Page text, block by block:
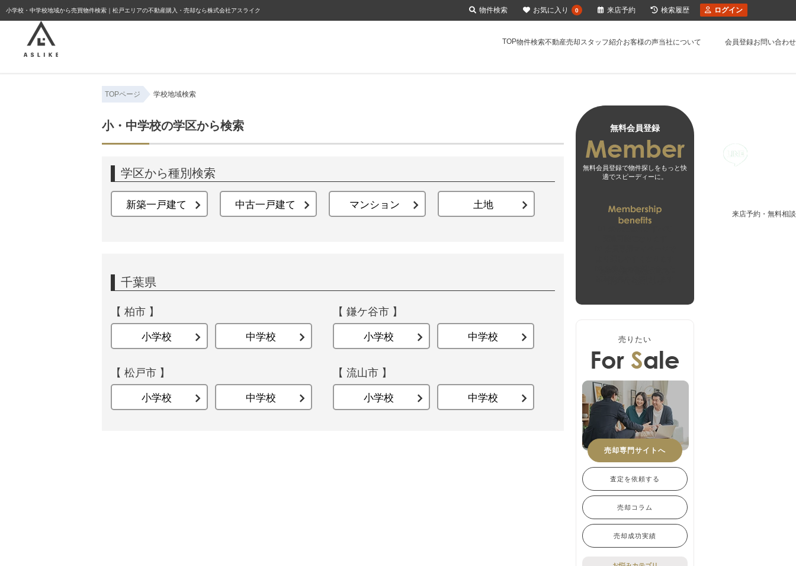
小学校・中学校地域から売買物件検索｜松戸エリアの不動産購入・売却なら株式会社アスライク
TOP物件検索不動産売却スタッフ紹介お客様の声当社について 会員登録お問い合わせ
来店予約・無料相談
TOPページ 学校地域検索
小・中学校の学区から検索
学区から種別検索
新築一戸建て 中古一戸建て マンション 土地
千葉県
【 柏市 】
小学校 中学校
【 鎌ケ谷市 】
小学校 中学校
【 松戸市 】
小学校 中学校
【 流山市 】
小学校 中学校
無料会員登録
無料会員登録で物件探しをもっと快
適でスピーディーに。
売りたい
売却専門サイトへ
査定を依頼する
売却コラム
売却成功実績
物件検索 お気に入り 0 来店予約 検索履歴 ログイン